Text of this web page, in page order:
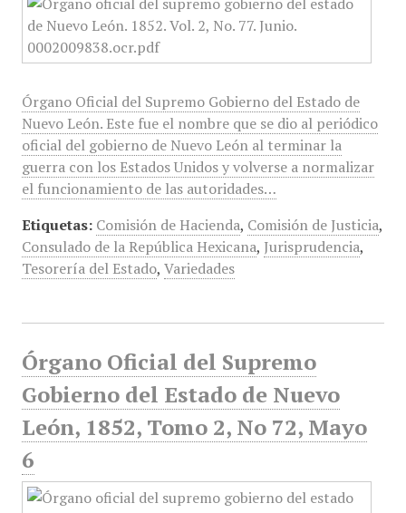
Órgano Oficial del Supremo Gobierno del Estado de
Nuevo León. Este fue el nombre que se dio al periódico
oficial del gobierno de Nuevo León al terminar la
guerra con los Estados Unidos y volverse a normalizar
el funcionamiento de las autoridades…
Etiquetas: Comisión de Hacienda, Comisión de Justicia,
Consulado de la República Hexicana, Jurisprudencia,
Tesorería del Estado, Variedades
Órgano Oficial del Supremo
Gobierno del Estado de Nuevo
León, 1852, Tomo 2, No 72, Mayo
6